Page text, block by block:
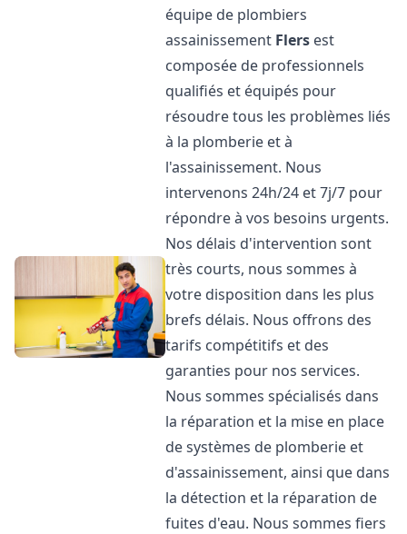
équipe de plombiers
assainissement Flers est
composée de professionnels
qualifiés et équipés pour
résoudre tous les problèmes liés
à la plomberie et à
l'assainissement. Nous
intervenons 24h/24 et 7j/7 pour
répondre à vos besoins urgents.
Nos délais d'intervention sont
très courts, nous sommes à
votre disposition dans les plus
brefs délais. Nous offrons des
tarifs compétitifs et des
garanties pour nos services.
Nous sommes spécialisés dans
la réparation et la mise en place
de systèmes de plomberie et
d'assainissement, ainsi que dans
la détection et la réparation de
fuites d'eau. Nous sommes fiers